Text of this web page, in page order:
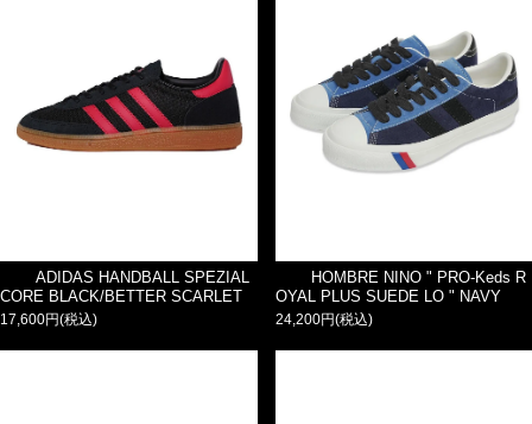
ADIDAS HANDBALL SPEZIAL
CORE BLACK/BETTER SCARLET
17,600円(税込)
HOMBRE NINO " PRO-Keds R
OYAL PLUS SUEDE LO " NAVY
24,200円(税込)